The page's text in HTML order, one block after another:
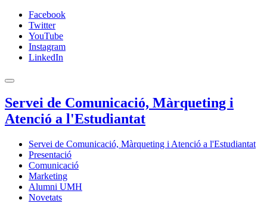
Facebook
Twitter
YouTube
Instagram
LinkedIn
Servei de Comunicació, Màrqueting i
Atenció a l'Estudiantat
Servei de Comunicació, Màrqueting i Atenció a l'Estudiantat
Presentació
Comunicació
Marketing
Alumni UMH
Novetats